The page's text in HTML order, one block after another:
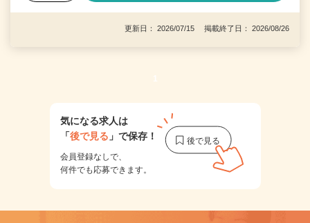
更新日： 2026/07/15 掲載終了日： 2026/08/26
1
気になる求人は
「後で見る 」で保存！
会員登録なしで、
何件でも応募できます。